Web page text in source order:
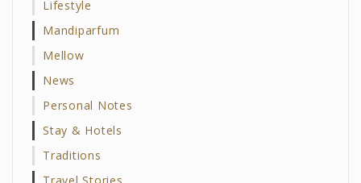
Lifestyle
Mandiparfum
Mellow
News
Personal Notes
Stay & Hotels
Traditions